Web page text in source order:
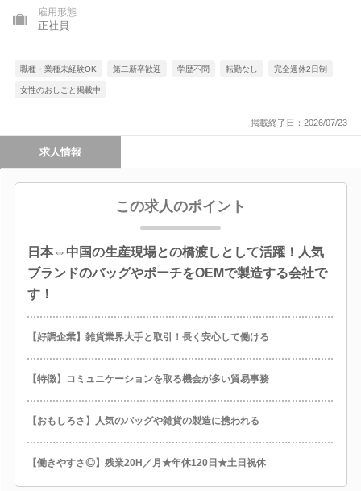
雇用形態
正社員
職種・業種未経験OK 第二新卒歓迎 学歴不問 転勤なし 完全週休2日制
女性のおしごと掲載中
掲載終了日：2026/07/23
求人情報
この求人のポイント
日本⇔中国の生産現場との橋渡しとして活躍！人気
ブランドのバッグやポーチをOEMで製造する会社で
す！
【好調企業】雑貨業界大手と取引！長く安心して働ける
【特徴】コミュニケーションを取る機会が多い貿易事務
【おもしろさ】人気のバッグや雑貨の製造に携われる
【働きやすさ◎】残業20H／月★年休120日★土日祝休